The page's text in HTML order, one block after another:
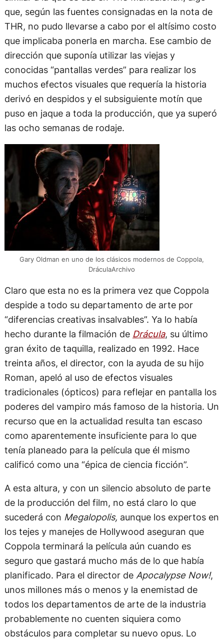
que, según las fuentes consignadas en la nota de
THR, no pudo llevarse a cabo por el altísimo costo
que implicaba ponerla en marcha. Ese cambio de
dirección que suponía utilizar las viejas y
conocidas “pantallas verdes” para realizar los
muchos efectos visuales que requería la historia
derivó en despidos y el subsiguiente motín que
puso en jaque a toda la producción, que ya superó
las ocho semanas de rodaje.
Gary Oldman en uno de los clásicos modernos de Coppola,
DráculaArchivo
Claro que esta no es la primera vez que Coppola
despide a todo su departamento de arte por
“diferencias creativas insalvables”. Ya lo había
hecho durante la filmación de Drácula, su último
gran éxito de taquilla, realizado en 1992. Hace
treinta años, el director, con la ayuda de su hijo
Roman, apeló al uso de efectos visuales
tradicionales (ópticos) para reflejar en pantalla los
poderes del vampiro más famoso de la historia. Un
recurso que en la actualidad resulta tan escaso
como aparentemente insuficiente para lo que
tenía planeado para la película que él mismo
calificó como una “épica de ciencia ficción”.
A esta altura, y con un silencio absoluto de parte
de la producción del film, no está claro lo que
sucederá con Megalopolis, aunque los expertos en
los tejes y manejes de Hollywood aseguran que
Coppola terminará la película aún cuando es
seguro que gastará mucho más de lo que había
planificado. Para el director de Apocalypse Now!,
unos millones más o menos y la enemistad de
todos los departamentos de arte de la industria
probablemente no cuenten siquiera como
obstáculos para completar su nuevo opus. Lo